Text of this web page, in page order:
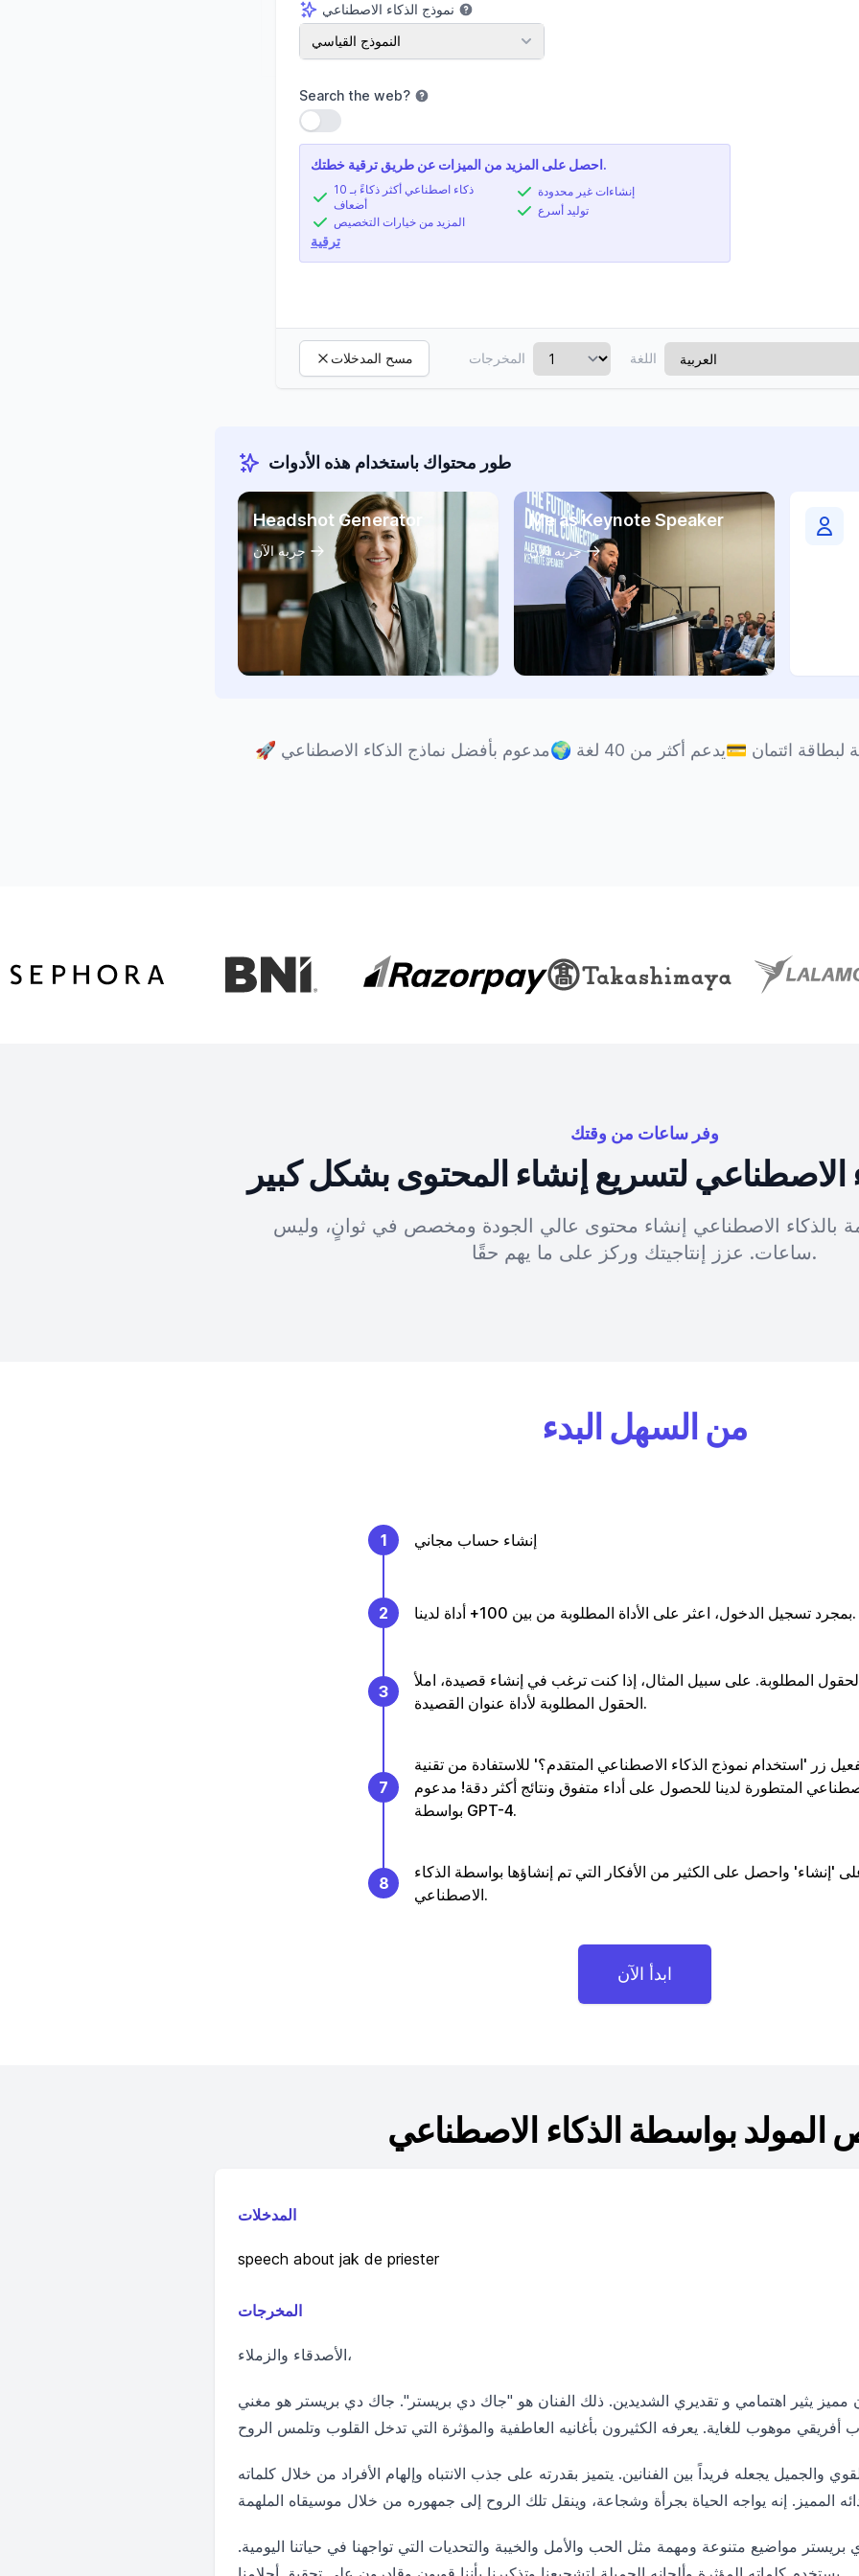
نموذج الذكاء الاصطناعي
نموذج الذكاء الاصطناعي
النموذج القياسي
Search the web?
استخدام الإعداد
احصل على المزيد من الميزات عن طريق ترقية خطتك.
ذكاء اصطناعي أكثر ذكاءً بـ 10
أضعاف
المزيد من خيارات التخصيص
إنشاءات غير محدودة
توليد أسرع
ترقية
مسح المدخلات المخرجات اللغة
طور محتواك باستخدام هذه الأدوات
Headshot Generator
جربه الآن
Me as Keynote Speaker
جربه الآن
🚀 مدعوم بأفضل نماذج الذكاء الاصطناعي🌍 يدعم أكثر من 40 لغة💳 لبطاقة ائتمان
وفر ساعات من وقتك
الاصطناعي لتسريع إنشاء المحتوى بشكل كبير
بالذكاء الاصطناعي إنشاء محتوى عالي الجودة ومخصص في ثوانٍ، وليس
ساعات. عزز إنتاجيتك وركز على ما يهم حقًا.
من السهل البدء
1 إنشاء حساب مجاني
2 بمجرد تسجيل الدخول، اعثر على الأداة المطلوبة من بين 100+ أداة لدينا.
3
المطلوبة. على سبيل المثال، إذا كنت ترغب في إنشاء قصيدة، املأ
الحقول المطلوبة لأداة عنوان القصيدة.
7
زر 'استخدام نموذج الذكاء الاصطناعي المتقدم؟' للاستفادة من تقنية
المتطورة لدينا للحصول على أداء متفوق ونتائج أكثر دقة! مدعوم
بواسطة GPT-4.
8
'إنشاء' واحصل على الكثير من الأفكار التي تم إنشاؤها بواسطة الذكاء
الاصطناعي.
ابدأ الآن
المولد بواسطة الذكاء الاصطناعي
المدخلات
speech about jak de priester
المخرجات
الأصدقاء والزملاء،
مميز يثير اهتمامي و تقديري الشديدين. ذلك الفنان هو "جاك دي بريستر". جاك دي بريستر هو مغني
والجميل يجعله فريداً بين الفنانين. يتميز بقدرته على جذب الانتباه وإلهام الأفراد من خلال كلماته
بريستر مواضيع متنوعة ومهمة مثل الحب والأمل والخيبة والتحديات التي تواجهنا في حياتنا اليومية.